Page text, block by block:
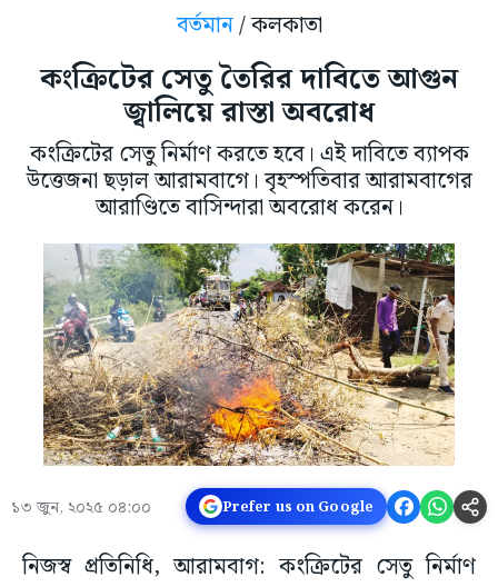
বর্তমান/ কলকাতা
কংক্রিটের সেতু তৈরির দাবিতে আগুন
জ্বালিয়ে রাস্তা অবরোধ
কংক্রিটের সেতু নির্মাণ করতে হবে। এই দাবিতে ব্যাপক
উত্তেজনা ছড়াল আরামবাগে। বৃহস্পতিবার আরামবাগের
আরাণ্ডিতে বাসিন্দারা অবরোধ করেন।
১৩ জুন, ২০২৫ ০৪:০০ Prefer us on Google
নিজস্ব প্রতিনিধি, আরামবাগ: কংক্রিটের সেতু নির্মাণ